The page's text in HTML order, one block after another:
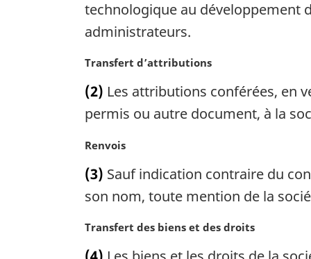
e
a
g
i
n
a
e
:
technologique au développement
administrateurs.
N
t
e
m
a
g
i
a
e
Transfert d’attributions
(2) Les attributions conférées, en
permis ou autre document, à la
N
t
e
a
Renvois
(3) Sauf indication contraire du
son nom, toute mention de la
N
Transfert des biens et des droits